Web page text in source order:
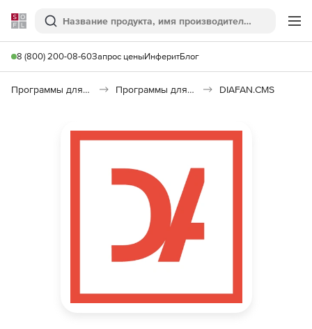
Softline
Поиск
8 (800) 200-08-60Запрос ценыИнферитБлог
Программы для программирования Программы для разработки ПО DIAFAN.CMS